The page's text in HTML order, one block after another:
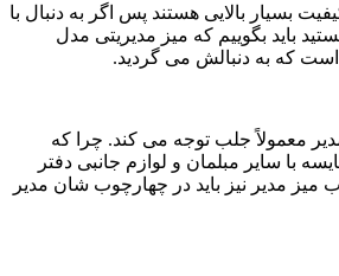
بسیار بالایی هستند پس اگر به دنبال با
باید بگوییم که میز مدیریتی مدل
معمولاً جلب توجه می کند. چرا که
با سایر مبلمان و لوازم جانبی دفتر
مدیر نیز باید در چهارچوب شان مدیر